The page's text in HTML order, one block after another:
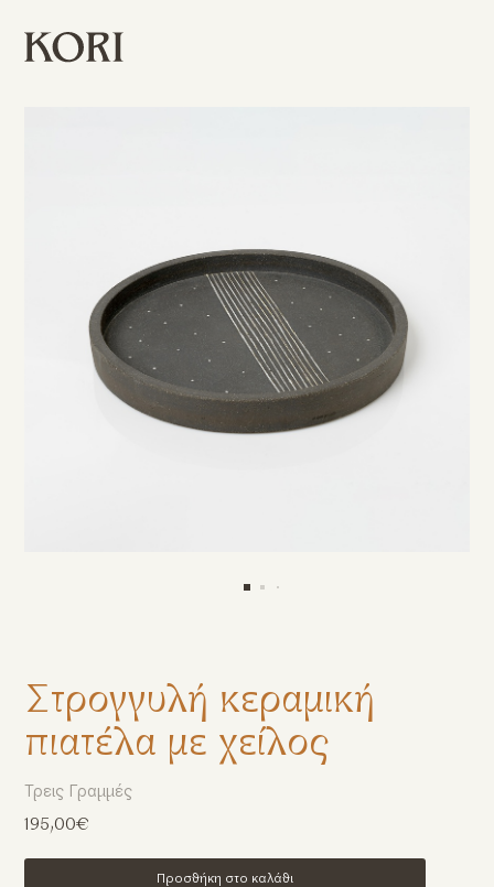
Τρεις Γραμμές
195,00€
Προσθήκη στο καλάθι
Στρογγυλή κεραμική
πιατέλα με χείλος